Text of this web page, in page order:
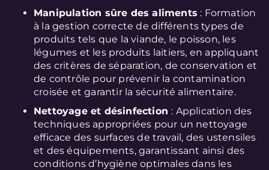
Manipulation sûre des aliments : Formation
à la gestion correcte de différents types de
produits tels que la viande, le poisson, les
légumes et les produits laitiers, en appliquant
des critères de séparation, de conservation et
de contrôle pour prévenir la contamination
croisée et garantir la sécurité alimentaire.
Nettoyage et désinfection : Application des
techniques appropriées pour un nettoyage
efficace des surfaces de travail, des ustensiles
et des équipements, garantissant ainsi des
conditions d’hygiène optimales dans les